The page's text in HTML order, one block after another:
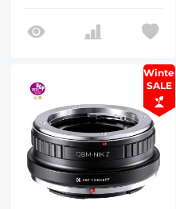
Winter
SALE